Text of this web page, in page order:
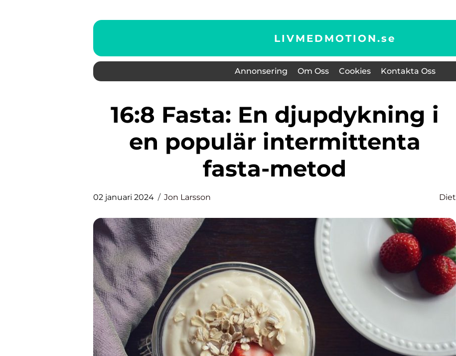
LIVMEDMOTION.se
Annonsering Om Oss Cookies Kontakta Oss
16:8 Fasta: En djupdykning i
en populär intermittenta
fasta-metod
02 januari 2024 Jon Larsson Diet